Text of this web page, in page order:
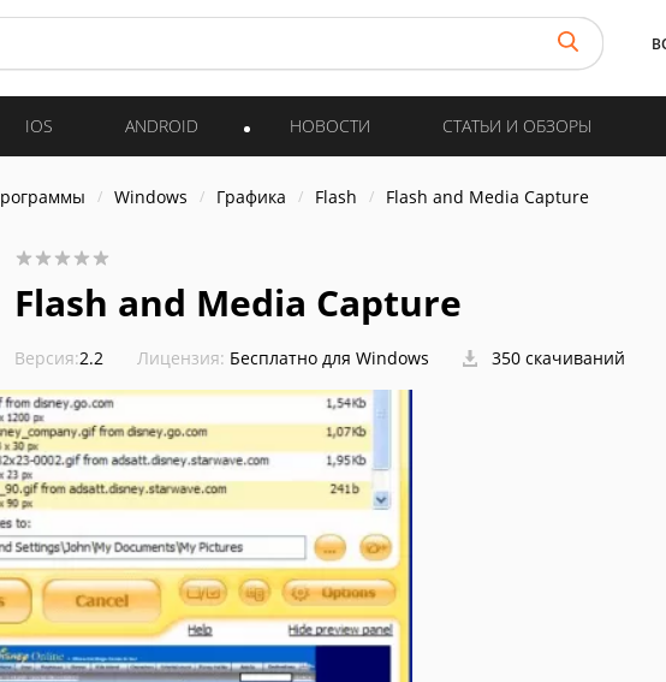
IOS ANDROID НОВОСТИ СТАТЬИ И ОБЗОРЫ
Windows Графика Flash Flash and Media Capture
Flash and Media Capture
Версия:2.2 Лицензия: Бесплатно для Windows 350 скачиваний